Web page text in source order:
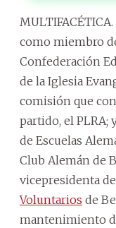
como miembro
Confederación
de la Iglesia
comisión que
partido, el PLRA;
de Escuelas
Club Alemán de
vicepresidenta
Voluntarios de
mantenimiento